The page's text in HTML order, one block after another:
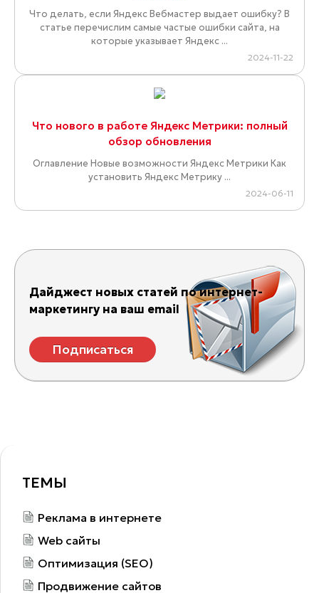
Что делать, если Яндекс Вебмастер выдает ошибку? В
статье перечислим самые частые ошибки сайта, на
которые указывает Яндекс ...
2024-11-22
Что нового в работе Яндекс Метрики: полный
обзор обновления
Оглавление Новые возможности Яндекс Метрики Как
установить Яндекс Метрику ...
2024-06-11
Дайджест новых статей по интернет-
маркетингу на ваш email
Подписаться
ТЕМЫ
Реклама в интернете
Web сайты
Оптимизация (SEO)
Продвижение сайтов